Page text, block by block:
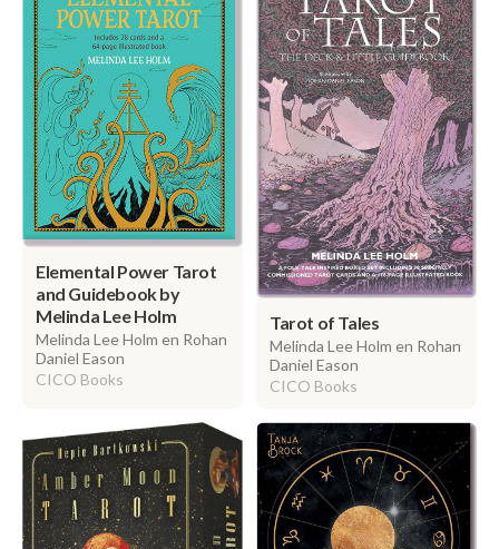
Elemental Power Tarot
and Guidebook by
Melinda Lee Holm
Melinda Lee Holm en Rohan
Daniel Eason
CICO Books
Tarot of Tales
Melinda Lee Holm en Rohan
Daniel Eason
CICO Books